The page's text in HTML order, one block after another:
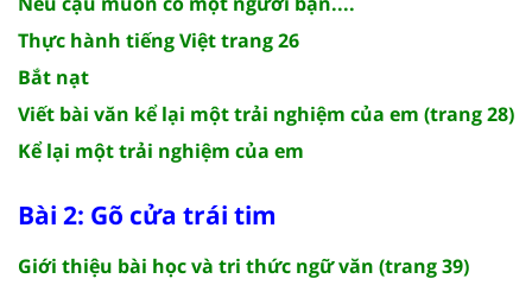
Thực hành tiếng Việt trang 26
Bắt nạt
Viết bài văn kể lại một trải nghiệm của em (trang 28)
Kể lại một trải nghiệm của em
Bài 2: Gõ cửa trái tim
Giới thiệu bài học và tri thức ngữ văn (trang 39)